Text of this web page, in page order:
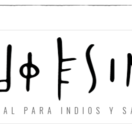
PARA INDIOS Y